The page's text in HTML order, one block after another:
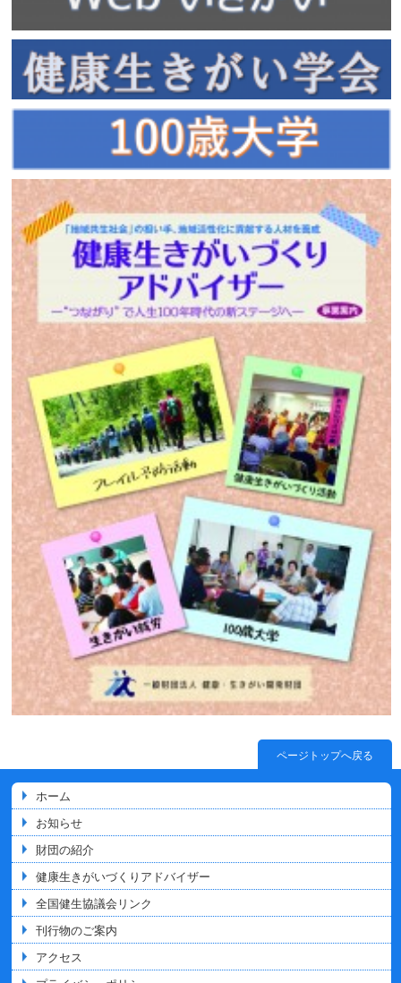
ページトップへ戻る
ホーム
お知らせ
財団の紹介
健康生きがいづくりアドバイザー
全国健生協議会リンク
刊行物のご案内
アクセス